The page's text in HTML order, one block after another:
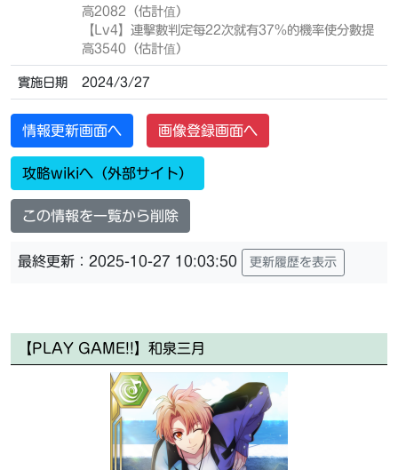
高2082（估計值）
【Lv4】 連擊數判定每22次就有37%的機率使分數提
高3540（估計值）
實施日期 2024/3/27
情報更新画面へ 画像登録画面へ
攻略wikiへ（外部サイト）
この情報を一覧から削除
最終更新：2025-10-27 10:03:50 更新履歴を表示
【PLAY GAME!!】和泉三月